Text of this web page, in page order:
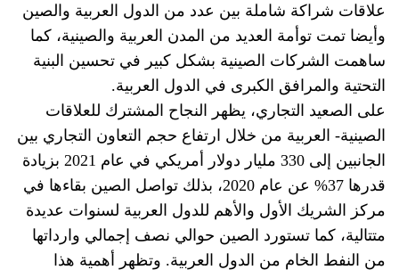
علاقات شراكة شاملة بين عدد من الدول العربية والصين
وأيضا تمت توأمة العديد من المدن العربية والصينية، كما
ساهمت الشركات الصينية بشكل كبير في تحسين البنية
التحتية والمرافق الكبرى في الدول العربية.
على الصعيد التجاري، يظهر النجاح المشترك للعلاقات
الصينية- العربية من خلال ارتفاع حجم التعاون التجاري بين
الجانبين إلى 330 مليار دولار أمريكي في عام 2021 بزيادة
قدرها 37% عن عام 2020، بذلك تواصل الصين بقاءها في
مركز الشريك الأول والأهم للدول العربية لسنوات عديدة
متتالية، كما تستورد الصين حوالي نصف إجمالي وارداتها
من النفط الخام من الدول العربية. وتظهر أهمية هذا